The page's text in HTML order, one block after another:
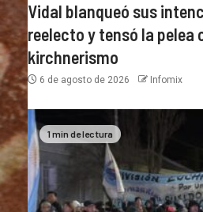
Vidal blanqueó sus
reelecto y tensó la pelea
kirchnerismo
6 de agosto de 2026 Infomix
1 min de lectura